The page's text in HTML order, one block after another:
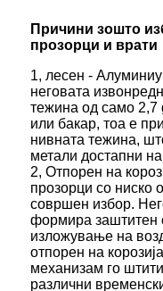
Причини зошто
прозорци и врати
1, лесен -
неговата
тежина од само 2,7
или бакар, тоа е
нивната тежина,
метали достапни на
2, Отпорен на
прозорци со ниско
совршен избор.
формира заштитен
изложување на
отпорен на
механизам го
различни